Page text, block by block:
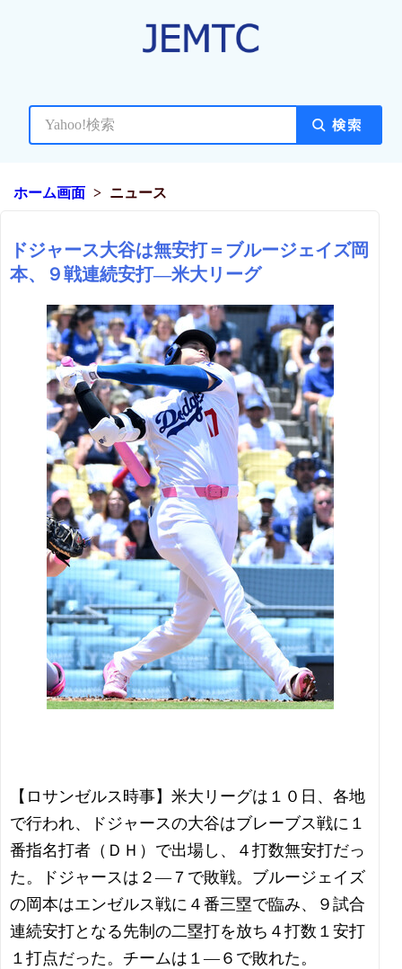
ホーム画面 ニュース
ドジャース大谷は無安打＝ブルージェイズ岡
本、９戦連続安打―米大リーグ
【ロサンゼルス時事】米大リーグは１０日、各地
で行われ、ドジャースの大谷はブレーブス戦に１
番指名打者（ＤＨ）で出場し、４打数無安打だっ
た。ドジャースは２―７で敗戦。ブルージェイズ
の岡本はエンゼルス戦に４番三塁で臨み、９試合
連続安打となる先制の二塁打を放ち４打数１安打
１打点だった。チームは１―６で敗れた。